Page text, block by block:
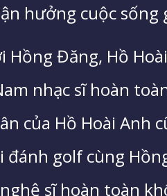
hưởng cuộc sống
Hồng Đăng, Hồ
nhạc sĩ hoàn
của Hồ Hoài Anh
đánh golf cùng
nghệ sĩ hoàn toàn